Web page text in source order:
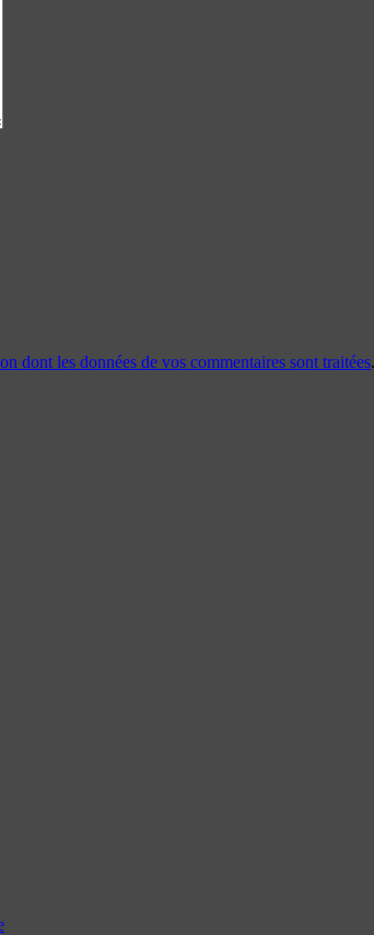
dont les données de vos commentaires sont traitées.